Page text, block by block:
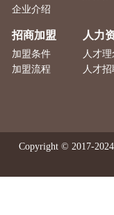
企业介绍
招商加盟
加盟条件
加盟流程
人力
人才理
人才招
Copyright © 2017-2024